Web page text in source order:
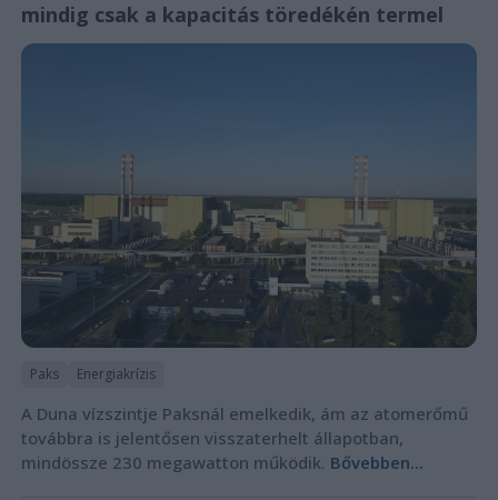
mindig csak a kapacitás töredékén termel
Paks Energiakrízis
A Duna vízszintje Paksnál emelkedik, ám az atomerőmű
továbbra is jelentősen visszaterhelt állapotban,
mindössze 230 megawatton működik. Bővebben...